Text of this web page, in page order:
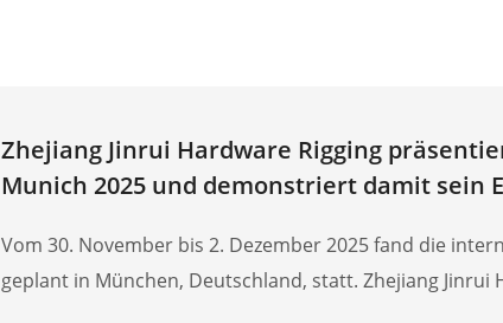
Zhejiang Jinrui Hardware Rigging
Munich 2025 und demonstriert damit sein
Vom 30. November bis 2. Dezember 2025 fand die
geplant in München, Deutschland, statt. Zhejiang Jinrui